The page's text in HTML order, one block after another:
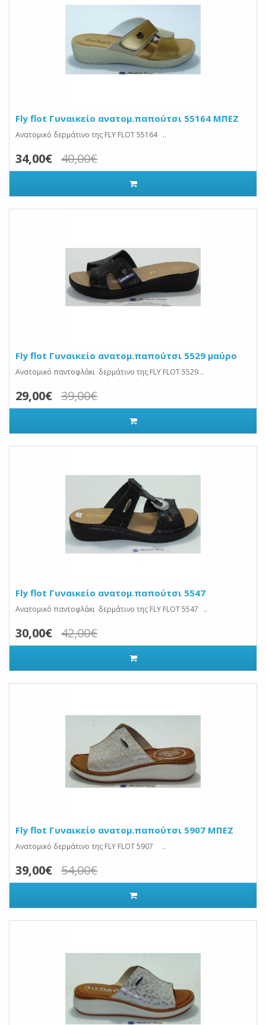
Fly flot Γυναικείο ανατομ.παπούτσι 55164 ΜΠΕΖ
Ανατομικό δερμάτινο της FLY FLOT 55164 ..
34,00€ 40,00€
Fly flot Γυναικείο ανατομ.παπούτσι 5529 μαύρο
Ανατομικό παντοφλάκι δερμάτινο της FLY FLOT 5529 ..
29,00€ 39,00€
Fly flot Γυναικείο ανατομ.παπούτσι 5547
Ανατομικό παντοφλάκι δερμάτινο της FLY FLOT 5547 ..
30,00€ 42,00€
Fly flot Γυναικείο ανατομ.παπούτσι 5907 ΜΠΕΖ
Ανατομικό δερμάτινο της FLY FLOT 5907 ..
39,00€ 54,00€